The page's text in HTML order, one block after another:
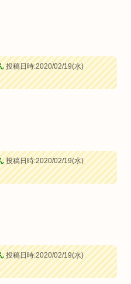
投稿日時:2020/02/19(水)
投稿日時:2020/02/19(水)
投稿日時:2020/02/19(水)